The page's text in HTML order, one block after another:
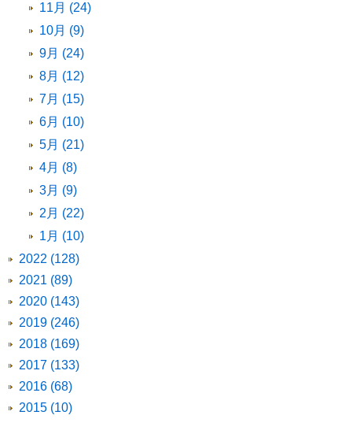
11月 (24)
10月 (9)
9月 (24)
8月 (12)
7月 (15)
6月 (10)
5月 (21)
4月 (8)
3月 (9)
2月 (22)
1月 (10)
2022 (128)
2021 (89)
2020 (143)
2019 (246)
2018 (169)
2017 (133)
2016 (68)
2015 (10)